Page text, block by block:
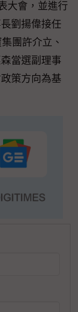
大會，並進行
劉揚偉接任
團許介立、
當選副理事
策方向為基